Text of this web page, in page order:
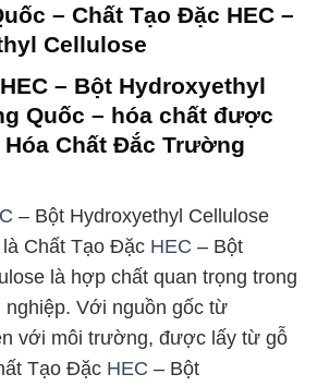
– Chất Tạo Đặc HEC –
Cellulose
– Bột Hydroxyethyl
Quốc – hóa chất được
Hóa Chất Đắc Trường
– Bột Hydroxyethyl Cellulose
Chất Tạo Đặc HEC – Bột
là hợp chất quan trọng trong
nghiệp. Với nguồn gốc từ
với môi trường, được lấy từ gỗ
Tạo Đặc HEC – Bột